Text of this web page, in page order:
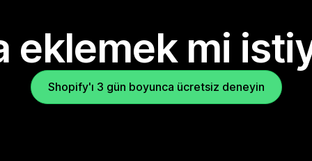
eklemek mi
Shopify'ı 3 gün boyunca ücretsiz deneyin